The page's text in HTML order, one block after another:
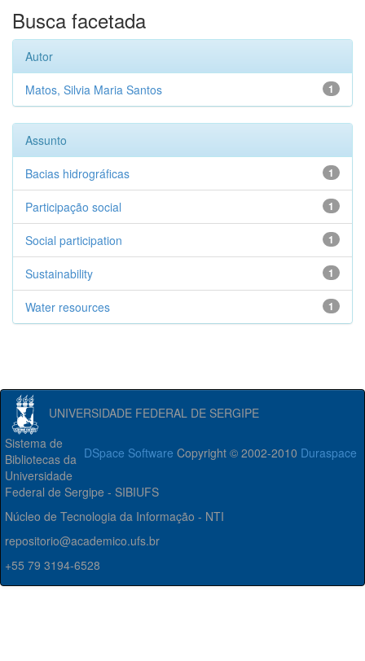
Busca facetada
Autor
1
Matos, Silvia Maria Santos
Assunto
1
Bacias hidrográficas
1
Participação social
1
Social participation
1
Sustainability
1
Water resources
UNIVERSIDADE FEDERAL DE SERGIPE
DSpace Software Copyright © 2002-2010 Duraspace
Sistema de
Bibliotecas da
Universidade
Federal de Sergipe - SIBIUFS
Núcleo de Tecnologia da Informação - NTI
repositorio@academico.ufs.br
+55 79 3194-6528